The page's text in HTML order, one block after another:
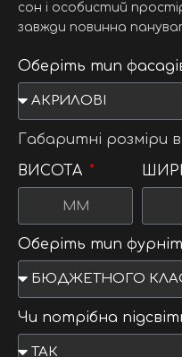
сон і особистий
завжди повинна
Оберіть тип
Габаритні розміри
ВИСОТА
Оберіть тип
Чи потрібна